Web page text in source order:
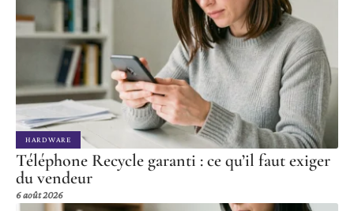
HARDWARE
Téléphone Recycle garanti : ce qu’il faut exiger
du vendeur
6 août 2026